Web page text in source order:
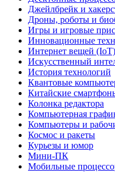
Джейлбрейк и
Дроны, роботы и
Игры и игровые
Инновационные
Интернет вещей (IoT)
Искусственный
История технологий
Квантовые
Китайские
Колонка редактора
Компьютерная
Компьютеры и
Космос и ракеты
Курьезы и юмор
Мини-ПК
Мобильные